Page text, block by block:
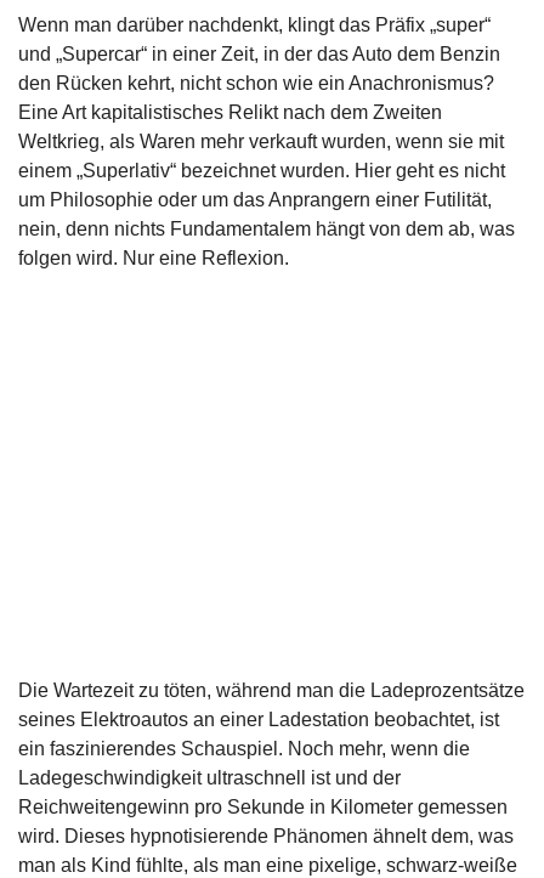
Wenn man darüber nachdenkt, klingt das Präfix „super“
und „Supercar“ in einer Zeit, in der das Auto dem Benzin
den Rücken kehrt, nicht schon wie ein Anachronismus?
Eine Art kapitalistisches Relikt nach dem Zweiten
Weltkrieg, als Waren mehr verkauft wurden, wenn sie mit
einem „Superlativ“ bezeichnet wurden. Hier geht es nicht
um Philosophie oder um das Anprangern einer Futilität,
nein, denn nichts Fundamentalem hängt von dem ab, was
folgen wird. Nur eine Reflexion.
Die Wartezeit zu töten, während man die Ladeprozentsätze
seines Elektroautos an einer Ladestation beobachtet, ist
ein faszinierendes Schauspiel. Noch mehr, wenn die
Ladegeschwindigkeit ultraschnell ist und der
Reichweitengewinn pro Sekunde in Kilometer gemessen
wird. Dieses hypnotisierende Phänomen ähnelt dem, was
man als Kind fühlte, als man eine pixelige, schwarz-weiße